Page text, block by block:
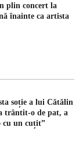
plin concert la
înainte ca artista
soție a lui Cătălin
trântit-o de pat, a
cu un cuțit”